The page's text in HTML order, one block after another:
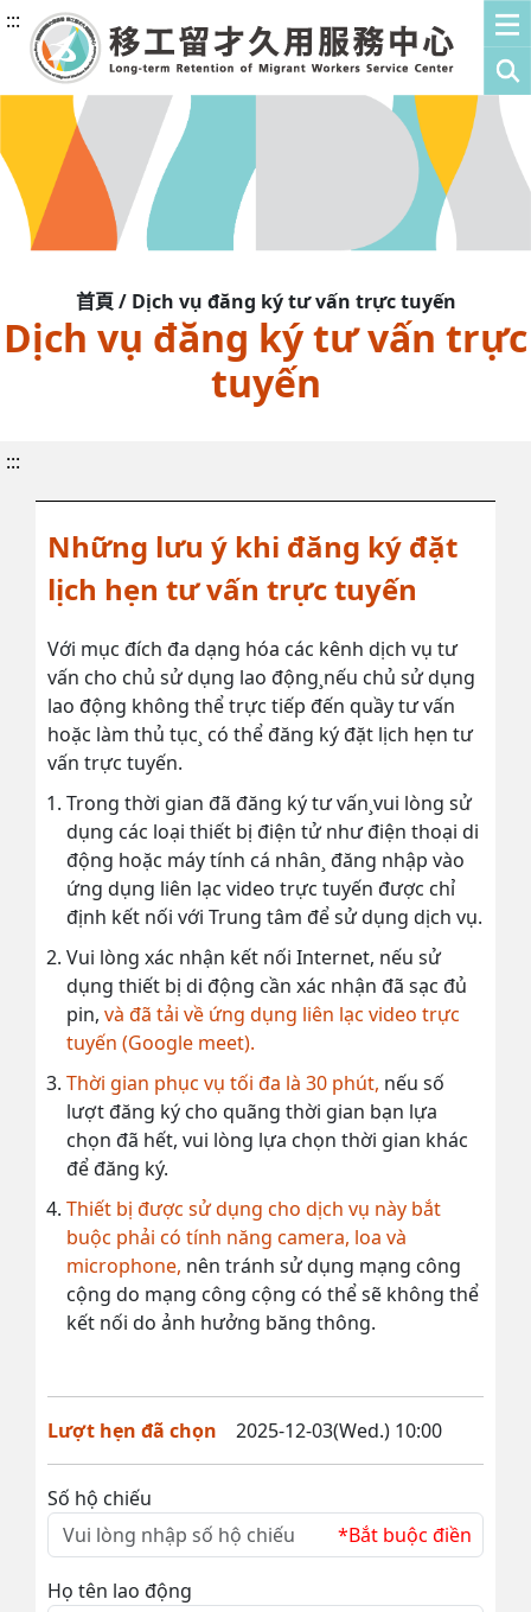
:::
首頁 / Dịch vụ đăng ký tư vấn trực tuyến
Dịch vụ đăng ký tư vấn trực
tuyến
:::
Những lưu ý khi đăng ký đặt
lịch hẹn tư vấn trực tuyến
Với mục đích đa dạng hóa các kênh dịch vụ tư
vấn cho chủ sử dụng lao động¸nếu chủ sử dụng
lao động không thể trực tiếp đến quầy tư vấn
hoặc làm thủ tục¸ có thể đăng ký đặt lịch hẹn tư
vấn trực tuyến.
Trong thời gian đã đăng ký tư vấn¸vui lòng sử
dụng các loại thiết bị điện tử như điện thoại di
động hoặc máy tính cá nhân¸ đăng nhập vào
ứng dụng liên lạc video trực tuyến được chỉ
định kết nối với Trung tâm để sử dụng dịch vụ.
Vui lòng xác nhận kết nối Internet, nếu sử
dụng thiết bị di động cần xác nhận đã sạc đủ
pin, và đã tải về ứng dụng liên lạc video trực
tuyến (Google meet).
Thời gian phục vụ tối đa là 30 phút, nếu số
lượt đăng ký cho quãng thời gian bạn lựa
chọn đã hết, vui lòng lựa chọn thời gian khác
để đăng ký.
Thiết bị được sử dụng cho dịch vụ này bắt
buộc phải có tính năng camera, loa và
microphone, nên tránh sử dụng mạng công
cộng do mạng công cộng có thể sẽ không thể
kết nối do ảnh hưởng băng thông.
Lượt hẹn đã chọn 2025-12-03(Wed.) 10:00
Số hộ chiếu
*Bắt buộc điền
Họ tên lao động